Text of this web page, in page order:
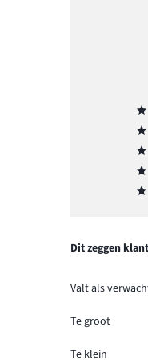
5,
4,
3,
2,
Dit zeggen
Valt als
Te groot
Te klein